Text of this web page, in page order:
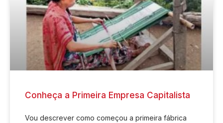
Conheça a Primeira Empresa Capitalista
Vou descrever como começou a primeira fábrica